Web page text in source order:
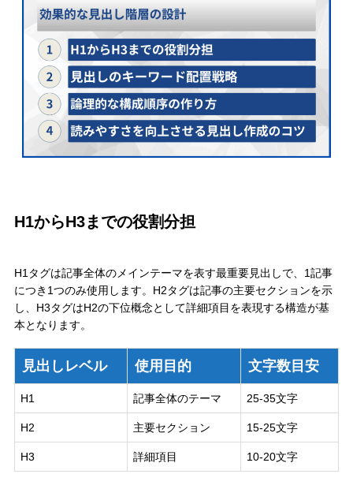
H1からH3までの役割分担
H1タグは記事全体のメインテーマを表す最重要見出しで、1記事
につき1つのみ使用します。H2タグは記事の主要セクションを示
し、H3タグはH2の下位概念として詳細項目を表現する構造が基
本となります。
見出しレベル 使用目的 文字数目安
H1 記事全体のテーマ 25-35文字
H2 主要セクション 15-25文字
H3 詳細項目 10-20文字